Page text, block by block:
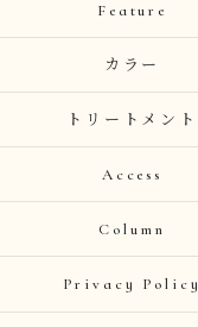
Feature
カラー
トリートメント
Access
Column
Privacy Policy